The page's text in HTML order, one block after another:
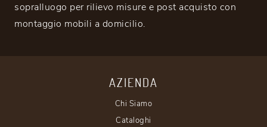
sopralluogo per rilievo misure e post acquisto con
montaggio mobili a domicilio.
AZIENDA
Chi Siamo
Cataloghi